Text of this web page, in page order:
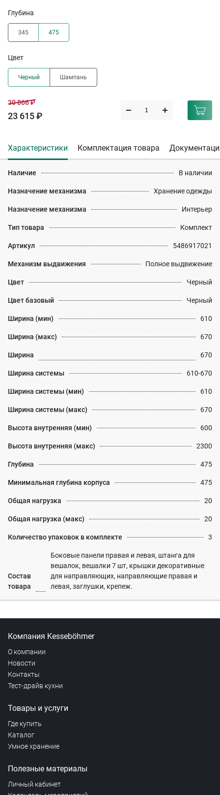
Глубина
345 475
Цвет
Черный Шампань
30 866 ₽
23 615 ₽
Характеристики Комплектация товара
Наличие В наличии
Назначение механизма Хранение одежды
Назначение механизма Интерьер
Тип товара Комплект
Артикул 5486917021
Механизм выдвижения Полное выдвижение
Цвет Черный
Цвет базовый Черный
Ширина (мин) 610
Ширина (макс) 670
Ширина 670
Ширина системы 610-670
Ширина системы (мин) 610
Ширина системы (макс) 670
Высота внутренняя (мин) 600
Высота внутренняя (макс) 2300
Глубина 475
Минимальная глубина корпуса 475
Общая нагрузка 20
Общая нагрузка (макс) 20
Количество упаковок в комплекте 3
Состав
товара
Боковые панели правая и левая, штанга для
вешалок, вешалки 7 шт, крышки декоративные
для направляющих, направляющие правая и
левая, заглушки, крепеж.
Компания Kesseböhmer
О компании
Новости
Контакты
Тест-драйв кухни
Товары и услуги
Где купить
Каталог
Умное хранение
Полезные материалы
Личный кабинет